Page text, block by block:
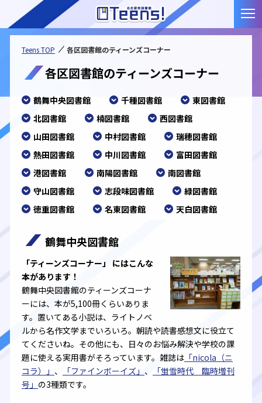
ページの先頭です。
本文へジャンプする。
メ
ここから本文です。
Teens TOP 各区図書館のティーンズコーナー
各区図書館のティーンズコーナー
ページ内リンク
鶴舞中央図書館 ページ内リンク
千種図書館 ページ内リンク
東図書館
ページ内リンク
北図書館 ページ内リンク
楠図書館 ページ内リンク
西図書館
ページ内リンク
山田図書館 ページ内リンク
中村図書館 ページ内リンク
瑞穂図書館
ページ内リンク
熱田図書館 ページ内リンク
中川図書館 ページ内リンク
富田図書館
ページ内リンク
港図書館 ページ内リンク
南陽図書館 ページ内リンク
南図書館
ページ内リンク
守山図書館 ページ内リンク
志段味図書館 ページ内リンク
緑図書館
ページ内リンク
徳重図書館 ページ内リンク
名東図書館 ページ内リンク
天白図書館
鶴舞中央図書館
「ティーンズコーナー」 にはこんな
本があります！
鶴舞中央図書館のティーンズコーナ
ーには、本が5,100冊くらいありま
す。置いてある小説は、ライトノベ
ルから名作文学までいろいろ。朝読や読書感想文に役立て
てくださいね。その他にも、日々のお悩み解決や学校の課
題に使える実用書がそろっています。雑誌は 「nicola（ニ
コラ）」 、 「ファインボーイズ」 、
「蛍雪時代 臨時増刊
号」 の3種類です。